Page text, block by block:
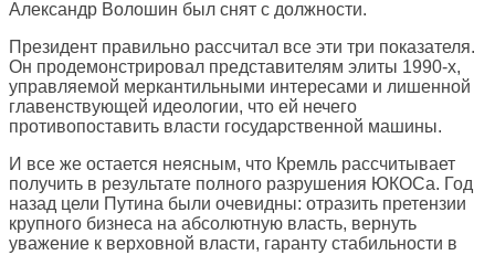
Александр Волошин был снят с должности.
Президент правильно рассчитал все эти три показателя.
Он продемонстрировал представителям элиты 1990-х,
управляемой меркантильными интересами и лишенной
главенствующей идеологии, что ей нечего
противопоставить власти государственной машины.
И все же остается неясным, что Кремль рассчитывает
получить в результате полного разрушения ЮКОСа. Год
назад цели Путина были очевидны: отразить претензии
крупного бизнеса на абсолютную власть, вернуть
уважение к верховной власти, гаранту стабильности в